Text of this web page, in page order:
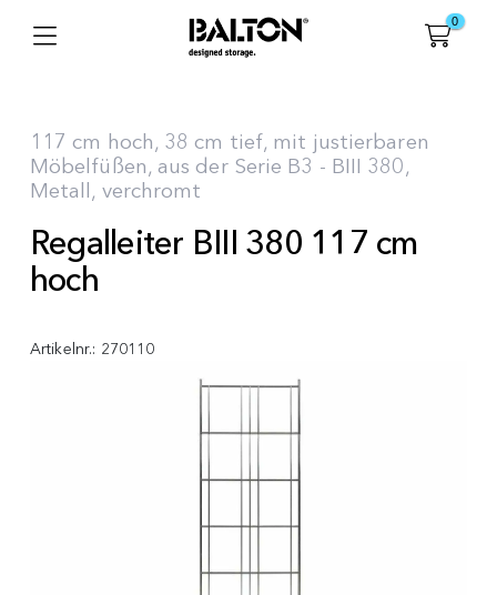
0
117 cm hoch, 38 cm tief, mit justierbaren
Möbelfüßen, aus der Serie B3 - BIII 380,
Metall, verchromt
Regalleiter BIII 380 117 cm
hoch
Artikelnr.: 270110